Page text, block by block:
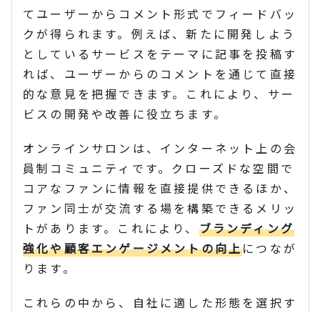
てユーザーからコメント形式でフィードバッ
クが得られます。例えば、新たに開発しよう
としているサービスをテーマに記事を投稿す
れば、ユーザーからのコメントを通じて直接
的な意見を把握できます。これにより、サー
ビスの開発や改善に役立ちます。
オンラインサロンは、インターネット上の会
員制コミュニティです。クローズドな空間で
コアなファンに情報を直接提供できるほか、
ファン同士が交流する場を構築できるメリッ
トがあります。これにより、 ブランディング
強化や顧客エンゲージメントの向上につなが
ります。
これらの中から、自社に適した形態を選択す